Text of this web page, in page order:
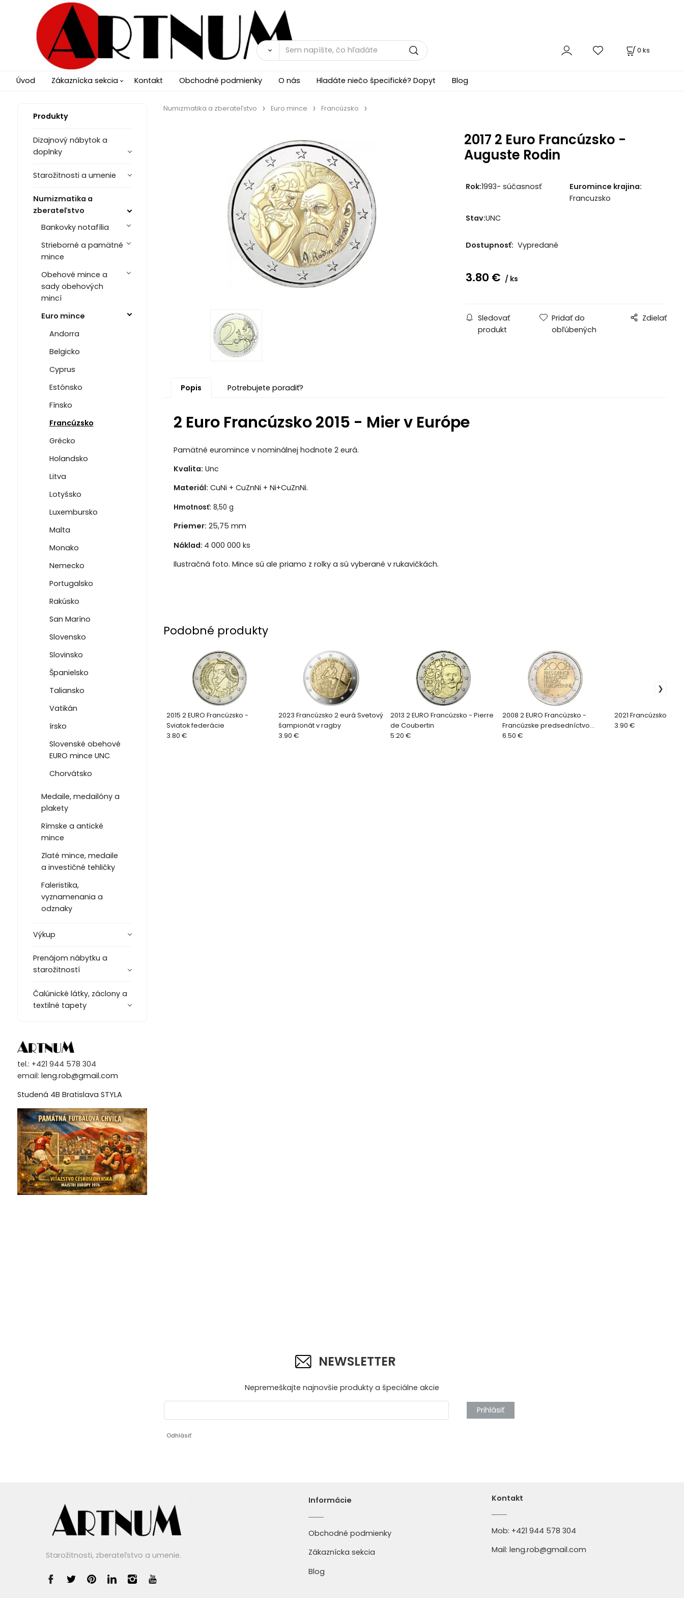
0 ks
Úvod Zákaznícka sekcia Kontakt Obchodné podmienky O nás Hladáte niečo špecifické? Dopyt Blog
Produkty
Dizajnový nábytok a
doplnky
Starožitnosti a umenie
Numizmatika a
zberateľstvo
Bankovky notafília
Strieborné a pamätné
mince
Obehové mince a
sady obehových
mincí
Euro mince
Andorra
Belgicko
Cyprus
Estónsko
Fínsko
Francúzsko
Grécko
Holandsko
Litva
Lotyšsko
Luxembursko
Malta
Monako
Nemecko
Portugalsko
Rakúsko
San Maríno
Slovensko
Slovinsko
Španielsko
Taliansko
Vatikán
írsko
Slovenské obehové
EURO mince UNC
Chorvátsko
Medaile, medailóny a
plakety
Rímske a antické
mince
Zlaté mince, medaile
a investičné tehličky
Faleristika,
vyznamenania a
odznaky
Výkup
Prenájom nábytku a
starožitností
Čalúnické látky, záclony a
textilné tapety
tel.: +421 944 578 304
email: leng.rob@gmail.com
Studená 4B Bratislava STYLA
Numizmatika a zberateľstvo Euro mince Francúzsko
2017 2 Euro Francúzsko -
Auguste Rodin
Rok:1993- súčasnosť
Euromince krajina:
Francuzsko
Stav:UNC
Dostupnosť: Vypredané
3.80 € ks
Sledovať
produkt
Pridať do
obľúbených
Zdielať
Popis Potrebujete poradiť?
2 Euro Francúzsko 2015 - Mier v Európe
Pamätné euromince v nominálnej hodnote 2 eurá.
Kvalita: Unc
Materiál: CuNi + CuZnNi + Ni+CuZnNi.
Hmotnosť: 8,50 g
Priemer: 25,75 mm
Náklad: 4 000 000 ks
Ilustračná foto. Mince sú ale priamo z rolky a sú vyberané v rukavičkách.
Podobné produkty
2015 2 EURO Francúzsko -
Sviatok federácie
3.80 €
2023 Francúzsko 2 eurá Svetový
šampionát v ragby
3.90 €
2013 2 EURO Francúzsko - Pierre
de Coubertin
5.20 €
2008 2 EURO Francúzsko -
Francúzske predsedníctvo
Rade EU
6.50 €
3.90 €
NEWSLETTER
Nepremeškajte najnovšie produkty a špeciálne akcie
Prihlásiť
Odhlásiť
Starožitnosti, zberateľstvo a umenie.
Informácie
Obchodné podmienky
Zákaznícka sekcia
Blog
Kontakt
Mob: +421 944 578 304
Mail: leng.rob@gmail.com